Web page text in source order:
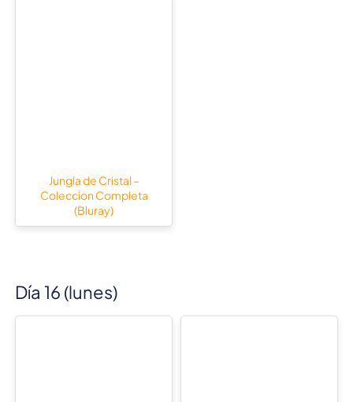
Jungla de Cristal –
Coleccion Completa
(Bluray)
Día 16 (lunes)